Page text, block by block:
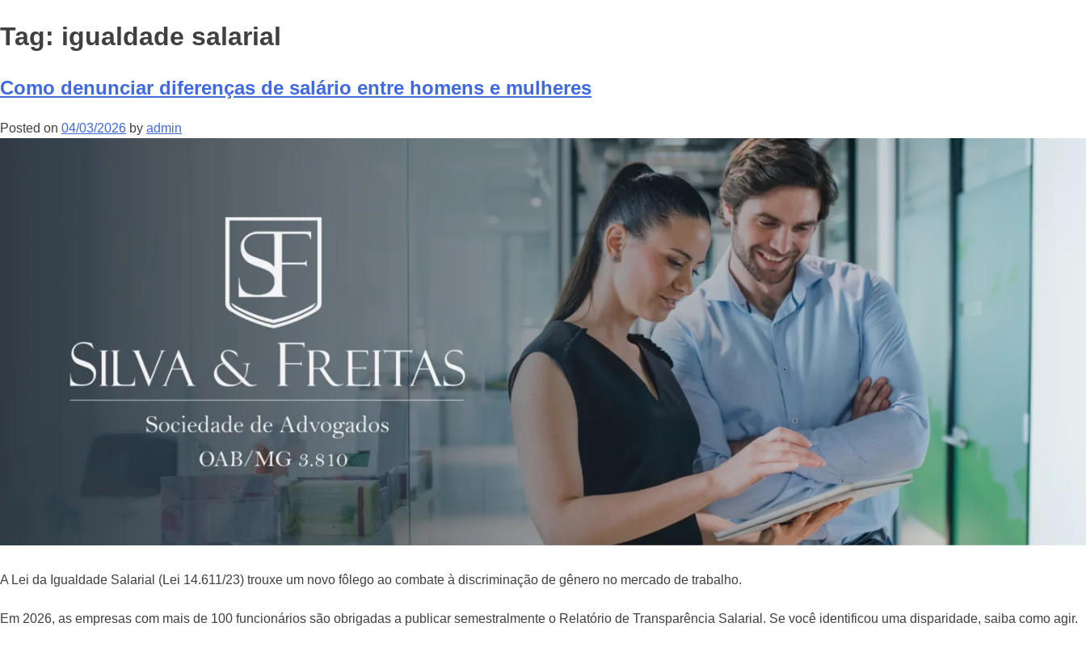
Tag: igualdade salarial
Como denunciar diferenças de salário entre homens e mulheres
Posted on 04/03/2026 by admin
A Lei da Igualdade Salarial (Lei 14.611/23) trouxe um novo fôlego ao combate à discriminação de gênero no mercado de trabalho.
Em 2026, as empresas com mais de 100 funcionários são obrigadas a publicar semestralmente o Relatório de Transparência Salarial. Se você identificou uma disparidade, saiba como agir.